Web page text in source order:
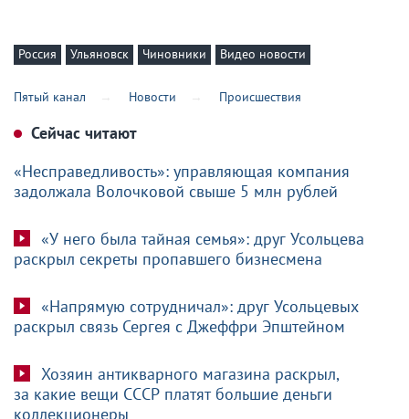
Россия Ульяновск Чиновники Видео новости
Пятый канал Новости Происшествия
Сейчас читают
«Несправедливость»: управляющая компания
задолжала Волочковой свыше 5 млн рублей
«У него была тайная семья»: друг Усольцева
раскрыл секреты пропавшего бизнесмена
«Напрямую сотрудничал»: друг Усольцевых
раскрыл связь Сергея с Джеффри Эпштейном
Хозяин антикварного магазина раскрыл,
за какие вещи СССР платят большие деньги
коллекционеры